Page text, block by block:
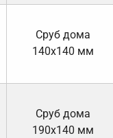
Cруб дома
140х140 мм
Cруб дома
190х140 мм